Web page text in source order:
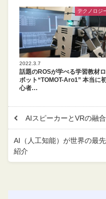
テクノロジ
2022.3.7
話題のROSが学べる学習教材ロ
ボット“TOMOT-Aro1” 本当に初
心者…
AIスピーカーとVRの融
AI（人工知能）が世界の最
紹介